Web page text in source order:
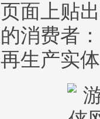
面上贴
消费者
生产实